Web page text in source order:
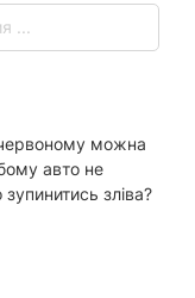
можна
авто не
зліва?